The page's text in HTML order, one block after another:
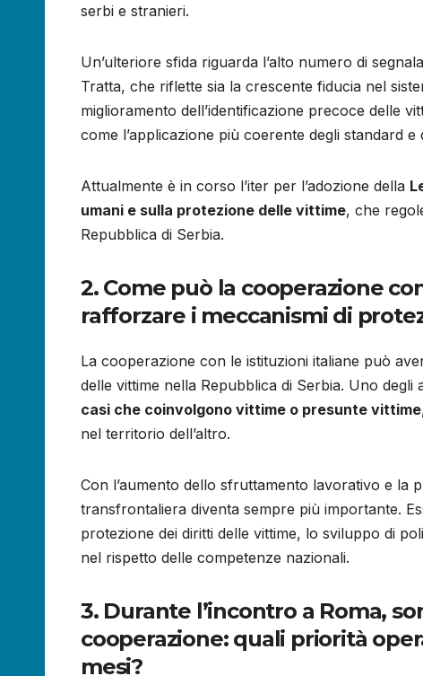
serbi e stranieri.
Un’ulteriore sfida riguarda l’alto numero di
Tratta, che riflette sia la crescente fiducia nel
miglioramento dell’identificazione precoce delle
come l’applicazione più coerente degli standard
Attualmente è in corso l’iter per l’adozione della
umani e sulla protezione delle vittime, che
Repubblica di Serbia.
2. Come può la cooperazione
rafforzare i meccanismi di
La cooperazione con le istituzioni italiane può
delle vittime nella Repubblica di Serbia. Uno degli
casi che coinvolgono vittime o presunte vittime
nel territorio dell’altro.
Con l’aumento dello sfruttamento lavorativo e la
transfrontaliera diventa sempre più importante.
protezione dei diritti delle vittime, lo sviluppo di
nel rispetto delle competenze nazionali.
3. Durante l’incontro a Roma,
cooperazione: quali priorità
mesi?